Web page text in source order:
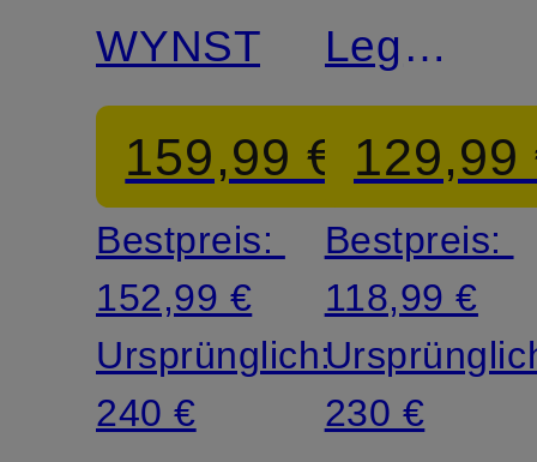
WYNSTON
159,99 €
Bestpreis:
152,99 €
Ursprünglich:
240 €
Leg
Jeans
GILLAN
129,99
Bestpreis:
118,99 €
230 €